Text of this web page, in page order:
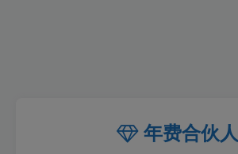
年费合伙人